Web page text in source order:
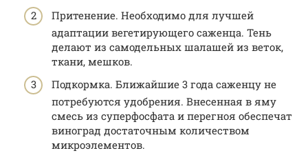
Притенение. Необходимо для лучшей
адаптации вегетирующего саженца. Тень
делают из самодельных шалашей из веток,
ткани, мешков.
Подкормка. Ближайшие 3 года саженцу не
потребуются удобрения. Внесенная в яму
смесь из суперфосфата и перегноя обеспечат
виноград достаточным количеством
микроэлементов.